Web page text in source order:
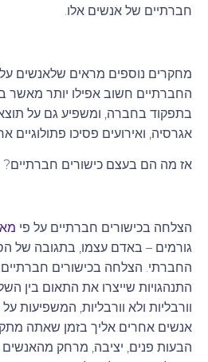
חברתיים של אנשים אלו.
מחקרים נוספים מראים שלאנשים
החברתיים חשוב אפילו יותר מאשר
בתפקוד בחברה, ומשפיע גם על
אגרסיה, ואירועים פסיכו פתולוגיים
אז מה הם בעצם כישורים חברתיים?
הצלחה בכישורים חברתיים על פי
גורמים – באדם עצמו, בתגובה של
החברתי. הצלחה בכישורים
התנהגויות שייצרו את התאום בין
וורבליות ולא וורבליות, המשפיעות
אנשים אחרים אליך בזמן שאתה
הבעות פנים, יציבה, מרחק מהאנשים